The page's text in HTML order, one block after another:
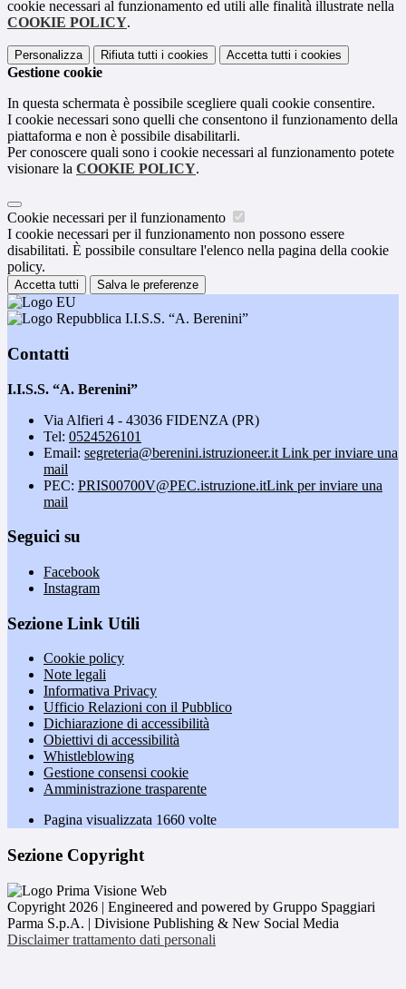
cookie necessari al funzionamento ed utili alle finalità illustrate nella
COOKIE POLICY.
Personalizza Rifiuta tutti i cookies Accetta tutti i cookies
Gestione cookie
In questa schermata è possibile scegliere quali cookie consentire.
I cookie necessari sono quelli che consentono il funzionamento della
piattaforma e non è possibile disabilitarli.
Per conoscere quali sono i cookie necessari al funzionamento potete
visionare la COOKIE POLICY.
Cookie necessari per il funzionamento
I cookie necessari per il funzionamento non possono essere
disabilitati. È possibile consultare l'elenco nella pagina della cookie
policy.
Accetta tutti Salva le preferenze
I.I.S.S. “A. Berenini”
Contatti
I.I.S.S. “A. Berenini”
Via Alfieri 4 - 43036 FIDENZA (PR)
Tel: 0524526101
Email: segreteria@berenini.istruzioneer.it Link per inviare una
mail
PEC: PRIS00700V@PEC.istruzione.itLink per inviare una
mail
Seguici su
Facebook
Instagram
Sezione Link Utili
Cookie policy
Note legali
Informativa Privacy
Ufficio Relazioni con il Pubblico
Dichiarazione di accessibilità
Obiettivi di accessibilità
Whistleblowing
Gestione consensi cookie
Amministrazione trasparente
Pagina visualizzata 1660 volte
Sezione Copyright
Copyright 2026 | Engineered and powered by Gruppo Spaggiari
Parma S.p.A. | Divisione Publishing & New Social Media
Disclaimer trattamento dati personali